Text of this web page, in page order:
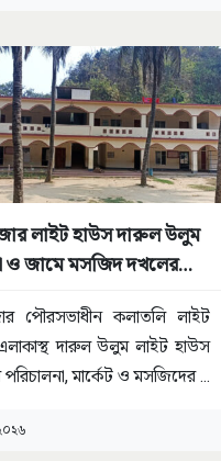
লাইট হাউস দারুল উলুম
ও জামে মসজিদ দখলের
পৌরসভাধীন কলাতলি লাইট
দারুল উলুম লাইট হাউস
পরিচালনা, মার্কেট ও মসজিদের...